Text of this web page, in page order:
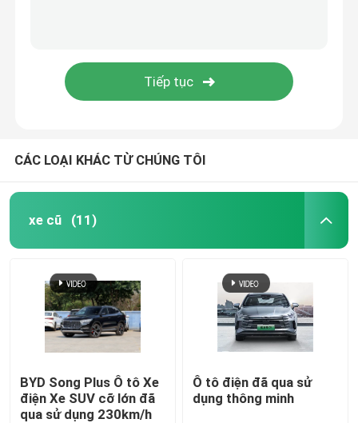
CÁC LOẠI KHÁC TỪ CHÚNG TÔI
xe cũ (11)
BYD Song Plus Ô tô Xe
điện Xe SUV cỡ lớn đã
qua sử dụng 230km/h
Ô tô điện đã qua sử
dụng thông minh